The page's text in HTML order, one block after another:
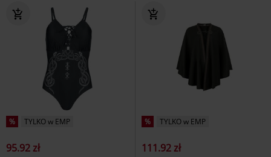
% TYLKO w EMP
95.92 zł
% TYLKO w EMP
111.92 zł